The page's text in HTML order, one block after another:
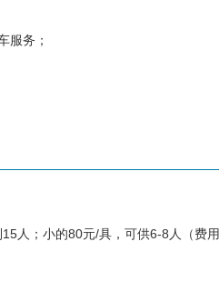
务；
人；小的80元/具，可供6-8人（费用